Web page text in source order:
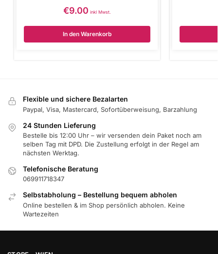
€9.00 inkl Mwst.
In den Warenkorb
Flexible und sichere Bezalarten
Paypal, Visa, Mastercard, Sofortüberweisung, Barzahlung
24 Stunden Lieferung
Bestelle bis 12:00 Uhr – wir versenden dein Paket noch am
selben Tag mit DPD. Die Zustellung erfolgt in der Regel am
nächsten Werktag.
Telefonische Beratung
069911718347
Selbstabholung – Bestellung bequem abholen
Online bestellen & im Shop persönlich abholen. Keine
Wartezeiten